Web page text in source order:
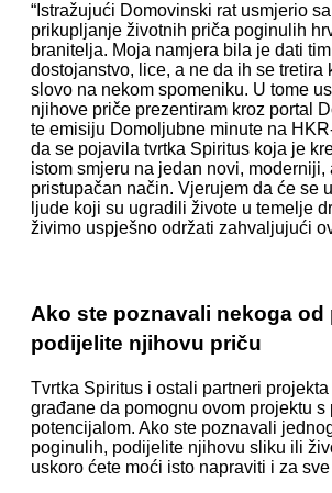
“Istražujući Domovinski rat usmjerio
prikupljanje životnih priča poginulih
branitelja. Moja namjera bila je dati
dostojanstvo, lice, a ne da ih se tretira
slovo na nekom spomeniku. U tome
njihove priče prezentiram kroz portal
te emisiju Domoljubne minute na
da se pojavila tvrtka Spiritus koja je
istom smjeru na jedan novi, moderniji,
pristupačan način. Vjerujem da će se
ljude koji su ugradili živote u temelje
živimo uspješno održati zahvaljujući
Ako ste poznavali nekoga od
podijelite njihovu priču
Tvrtka Spiritus i ostali partneri
građane da pomognu ovom projektu s
potencijalom. Ako ste poznavali
poginulih, podijelite njihovu sliku ili
uskoro ćete moći isto napraviti i za